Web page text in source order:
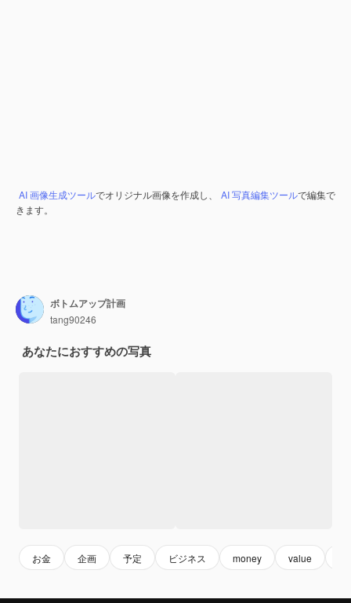
AI 画像生成ツールでオリジナル画像を作成し、 AI 写真編集ツールで編集で
きます。
ボトムアップ計画
tang90246
あなたにおすすめの写真
お金 企画 予定 ビジネス money value